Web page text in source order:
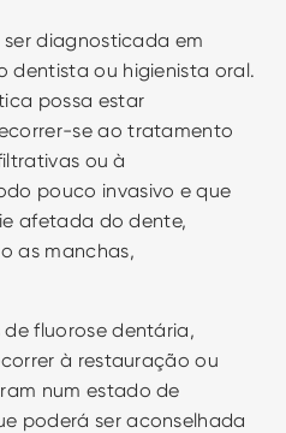
diagnosticada em
dentista ou higienista oral.
possa estar
se ao tratamento
ou à
pouco invasivo e que
afetada do dente,
as manchas,
de fluorose dentária,
à restauração ou
num estado de
poderá ser aconselhada